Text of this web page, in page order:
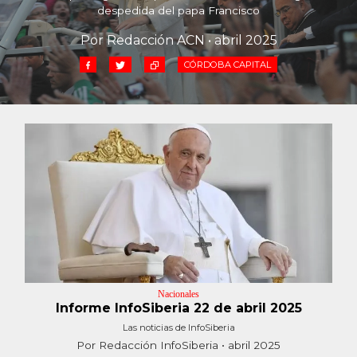
Cruz del Eje
Corredor de Ansenuza
La Carlota y zona
Laboulaye y sur
Bell Ville
Despeñaderos
despedida del papa Francisco
Por Redacción ACN • abril 2025
CÓRDOBA CAPITAL
Nacionales
Informe InfoSiberia 22 de abril 2025
Las noticias de InfoSiberia
Por Redacción InfoSiberia • abril 2025